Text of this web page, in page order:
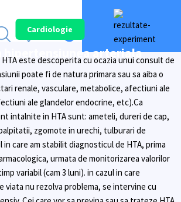
Cardiologie
hipertensiunea arteriala
este descoperita cu ocazia unui consult de
poate fi de natura primara sau sa aiba o
renale, vasculare, metabolice, afectiuni ale
ale glandelor endocrine, etc).Ca
intalnite in HTA sunt: ameteli, dureri de cap,
zgomote in urechi, tulburari de
care am stabilit diagnosticul de HTA, prima
urmata de monitorizarea valorilor
variabil (cam 3 luni). in cazul in care
viata nu rezolva problema, se intervine cu